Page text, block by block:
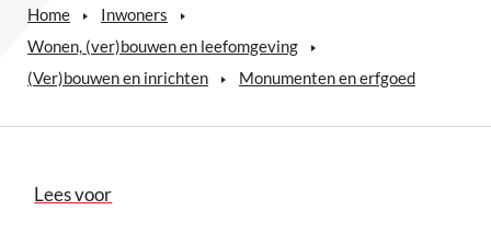
Home
Inwoners
Wonen, (ver)bouwen en leefomgeving
(Ver)bouwen en inrichten
Monumenten en erfgoed
Lees voor